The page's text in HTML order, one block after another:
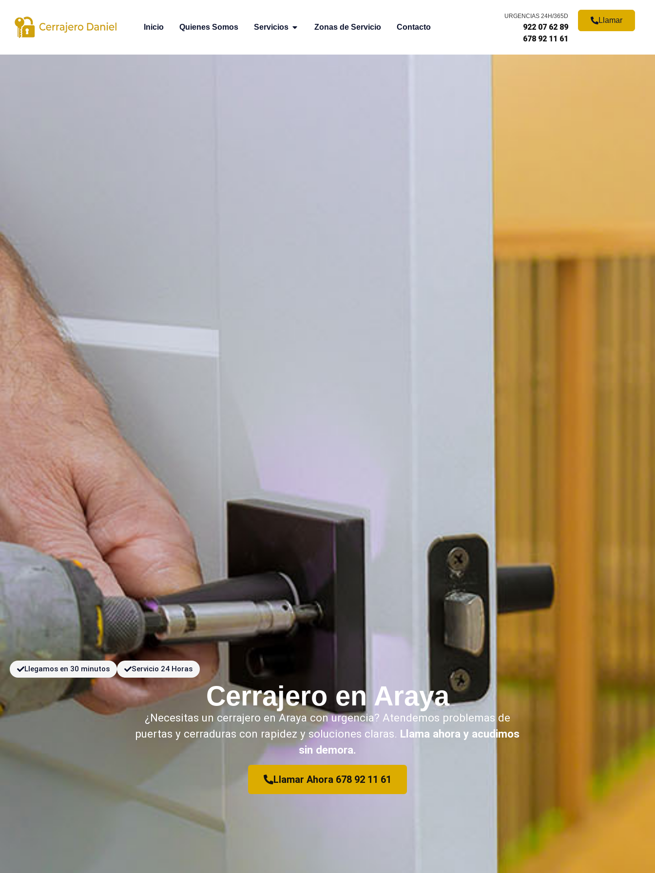
Inicio Quienes Somos Servicios Zonas de Servicio Contacto
URGENCIAS 24H/365D
922 07 62 89
678 92 11 61
Llamar
Llegamos en 30 minutos Servicio 24 Horas
Cerrajero en Araya
¿Necesitas un cerrajero en Araya con urgencia? Atendemos problemas de
puertas y cerraduras con rapidez y soluciones claras. Llama ahora y acudimos
sin demora.
Llamar Ahora 678 92 11 61